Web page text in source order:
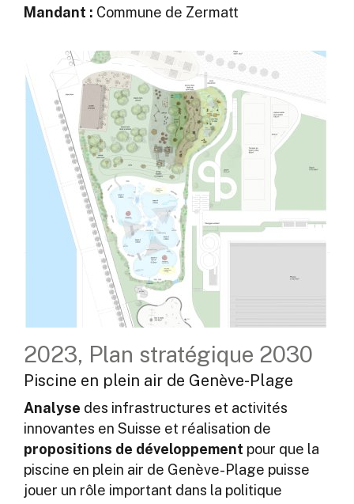
Mandant : Commune de Zermatt
2023, Plan stratégique 2030
Piscine en plein air de Genève-Plage
Analyse des infrastructures et activités
innovantes en Suisse et réalisation de
propositions de développement pour que la
piscine en plein air de Genève-Plage puisse
jouer un rôle important dans la politique